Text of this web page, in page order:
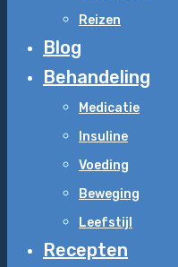
Reizen
Blog
Behandeling
Medicatie
Insuline
Voeding
Beweging
Leefstijl
Recepten